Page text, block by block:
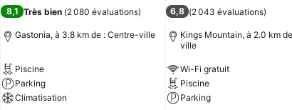
8,1 Très bien (2 080 évaluations)
Gastonia, à 3.8 km de : Centre-ville
Piscine
Parking
Climatisation
6,8 (2 043 évaluations)
Kings Mountain, à 2.0 km
ville
Wi-Fi gratuit
Piscine
Parking